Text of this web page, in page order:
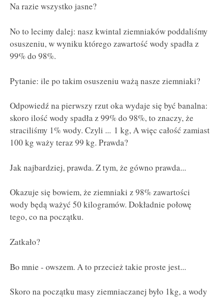
Na razie wszystko jasne?
No to lecimy dalej: nasz kwintal ziemniaków poddaliśmy
osuszeniu, w wyniku którego zawartość wody spadła z
99% do 98%.
Pytanie: ile po takim osuszeniu ważą nasze ziemniaki?
Odpowiedź na pierwszy rzut oka wydaje się być banalna:
skoro ilość wody spadła z 99% do 98%, to znaczy, że
straciliśmy 1% wody. Czyli ... 1 kg, A więc całość zamiast
100 kg waży teraz 99 kg. Prawda?
Jak najbardziej, prawda. Z tym, że gówno prawda...
Okazuje się bowiem, że ziemniaki z 98% zawartości
wody będą ważyć 50 kilogramów. Dokładnie połowę
tego, co na początku.
Zatkało?
Bo mnie - owszem. A to przecież takie proste jest...
Skoro na początku masy ziemniaczanej było 1kg, a wody